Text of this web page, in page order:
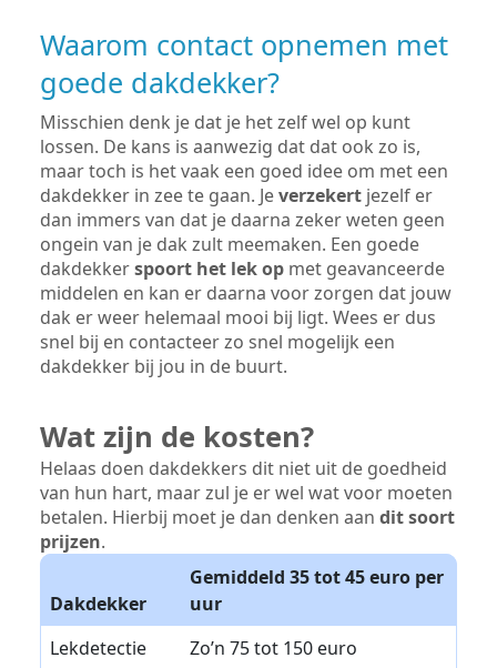
Waarom contact opnemen met
goede dakdekker?
Misschien denk je dat je het zelf wel op kunt
lossen. De kans is aanwezig dat dat ook zo is,
maar toch is het vaak een goed idee om met een
dakdekker in zee te gaan. Jeverzekert jezelf er
dan immers van dat je daarna zeker weten geen
ongein van je dak zult meemaken. Een goede
dakdekkerspoort het lek op met geavanceerde
middelen en kan er daarna voor zorgen dat jouw
dak er weer helemaal mooi bij ligt. Wees er dus
snel bij en contacteer zo snel mogelijk een
dakdekker bij jou in de buurt.
Wat zijn de kosten?
Helaas doen dakdekkers dit niet uit de goedheid
van hun hart, maar zul je er wel wat voor moeten
betalen. Hierbij moet je dan denken aan dit soort
prijzen.
Dakdekker
Gemiddeld 35 tot 45 euro per
uur
Lekdetectie
Zo’n 75 tot 150 euro